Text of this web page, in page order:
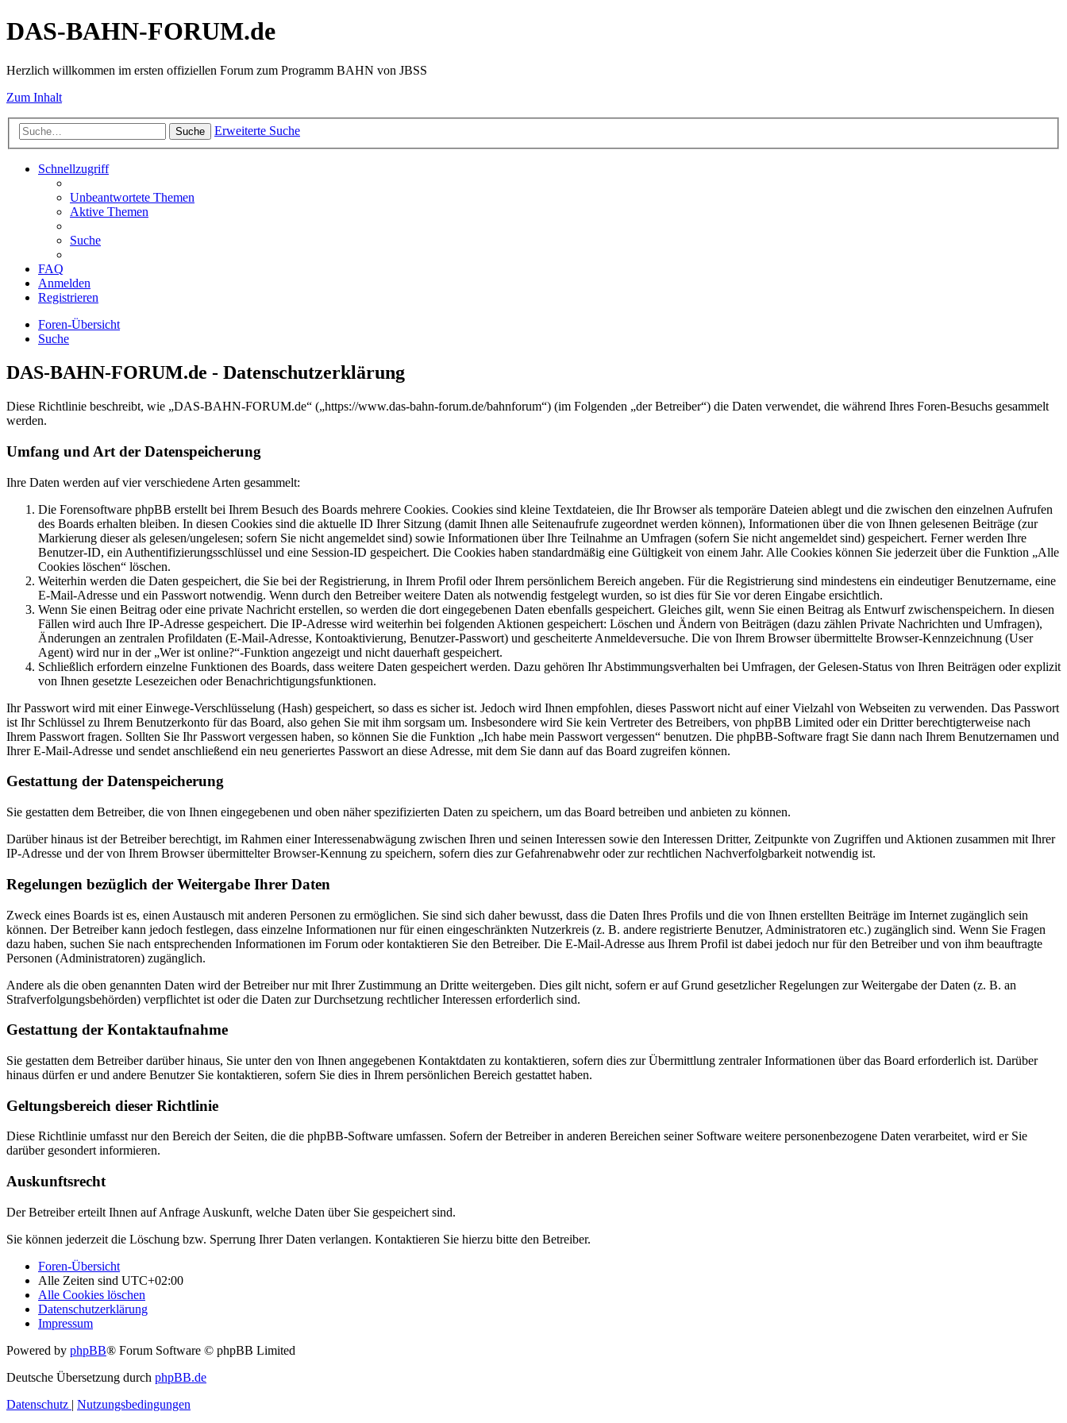
DAS-BAHN-FORUM.de
Herzlich willkommen im ersten offiziellen Forum zum Programm BAHN von JBSS
Zum Inhalt
Suche Erweiterte Suche
Schnellzugriff
Unbeantwortete Themen
Aktive Themen
Suche
FAQ
Anmelden
Registrieren
Foren-Übersicht
Suche
DAS-BAHN-FORUM.de - Datenschutzerklärung
Diese Richtlinie beschreibt, wie „DAS-BAHN-FORUM.de“ („https://www.das-bahn-forum.de/bahnforum“) (im Folgenden „der Betreiber“) die Daten verwendet, die während Ihres Foren-Besuchs gesammelt
werden.
Umfang und Art der Datenspeicherung
Ihre Daten werden auf vier verschiedene Arten gesammelt:
Die Forensoftware phpBB erstellt bei Ihrem Besuch des Boards mehrere Cookies. Cookies sind kleine Textdateien, die Ihr Browser als temporäre Dateien ablegt und die zwischen den einzelnen Aufrufen
des Boards erhalten bleiben. In diesen Cookies sind die aktuelle ID Ihrer Sitzung (damit Ihnen alle Seitenaufrufe zugeordnet werden können), Informationen über die von Ihnen gelesenen Beiträge (zur
Markierung dieser als gelesen/ungelesen; sofern Sie nicht angemeldet sind) sowie Informationen über Ihre Teilnahme an Umfragen (sofern Sie nicht angemeldet sind) gespeichert. Ferner werden Ihre
Benutzer-ID, ein Authentifizierungsschlüssel und eine Session-ID gespeichert. Die Cookies haben standardmäßig eine Gültigkeit von einem Jahr. Alle Cookies können Sie jederzeit über die Funktion „Alle
Cookies löschen“ löschen.
Weiterhin werden die Daten gespeichert, die Sie bei der Registrierung, in Ihrem Profil oder Ihrem persönlichem Bereich angeben. Für die Registrierung sind mindestens ein eindeutiger Benutzername, eine
E-Mail-Adresse und ein Passwort notwendig. Wenn durch den Betreiber weitere Daten als notwendig festgelegt wurden, so ist dies für Sie vor deren Eingabe ersichtlich.
Wenn Sie einen Beitrag oder eine private Nachricht erstellen, so werden die dort eingegebenen Daten ebenfalls gespeichert. Gleiches gilt, wenn Sie einen Beitrag als Entwurf zwischenspeichern. In diesen
Fällen wird auch Ihre IP-Adresse gespeichert. Die IP-Adresse wird weiterhin bei folgenden Aktionen gespeichert: Löschen und Ändern von Beiträgen (dazu zählen Private Nachrichten und Umfragen),
Änderungen an zentralen Profildaten (E-Mail-Adresse, Kontoaktivierung, Benutzer-Passwort) und gescheiterte Anmeldeversuche. Die von Ihrem Browser übermittelte Browser-Kennzeichnung (User
Agent) wird nur in der „Wer ist online?“-Funktion angezeigt und nicht dauerhaft gespeichert.
Schließlich erfordern einzelne Funktionen des Boards, dass weitere Daten gespeichert werden. Dazu gehören Ihr Abstimmungsverhalten bei Umfragen, der Gelesen-Status von Ihren Beiträgen oder explizit
von Ihnen gesetzte Lesezeichen oder Benachrichtigungsfunktionen.
Ihr Passwort wird mit einer Einwege-Verschlüsselung (Hash) gespeichert, so dass es sicher ist. Jedoch wird Ihnen empfohlen, dieses Passwort nicht auf einer Vielzahl von Webseiten zu verwenden. Das Passwort
ist Ihr Schlüssel zu Ihrem Benutzerkonto für das Board, also gehen Sie mit ihm sorgsam um. Insbesondere wird Sie kein Vertreter des Betreibers, von phpBB Limited oder ein Dritter berechtigterweise nach
Ihrem Passwort fragen. Sollten Sie Ihr Passwort vergessen haben, so können Sie die Funktion „Ich habe mein Passwort vergessen“ benutzen. Die phpBB-Software fragt Sie dann nach Ihrem Benutzernamen und
Ihrer E-Mail-Adresse und sendet anschließend ein neu generiertes Passwort an diese Adresse, mit dem Sie dann auf das Board zugreifen können.
Gestattung der Datenspeicherung
Sie gestatten dem Betreiber, die von Ihnen eingegebenen und oben näher spezifizierten Daten zu speichern, um das Board betreiben und anbieten zu können.
Darüber hinaus ist der Betreiber berechtigt, im Rahmen einer Interessenabwägung zwischen Ihren und seinen Interessen sowie den Interessen Dritter, Zeitpunkte von Zugriffen und Aktionen zusammen mit Ihrer
IP-Adresse und der von Ihrem Browser übermittelter Browser-Kennung zu speichern, sofern dies zur Gefahrenabwehr oder zur rechtlichen Nachverfolgbarkeit notwendig ist.
Regelungen bezüglich der Weitergabe Ihrer Daten
Zweck eines Boards ist es, einen Austausch mit anderen Personen zu ermöglichen. Sie sind sich daher bewusst, dass die Daten Ihres Profils und die von Ihnen erstellten Beiträge im Internet zugänglich sein
können. Der Betreiber kann jedoch festlegen, dass einzelne Informationen nur für einen eingeschränkten Nutzerkreis (z. B. andere registrierte Benutzer, Administratoren etc.) zugänglich sind. Wenn Sie Fragen
dazu haben, suchen Sie nach entsprechenden Informationen im Forum oder kontaktieren Sie den Betreiber. Die E-Mail-Adresse aus Ihrem Profil ist dabei jedoch nur für den Betreiber und von ihm beauftragte
Personen (Administratoren) zugänglich.
Andere als die oben genannten Daten wird der Betreiber nur mit Ihrer Zustimmung an Dritte weitergeben. Dies gilt nicht, sofern er auf Grund gesetzlicher Regelungen zur Weitergabe der Daten (z. B. an
Strafverfolgungsbehörden) verpflichtet ist oder die Daten zur Durchsetzung rechtlicher Interessen erforderlich sind.
Gestattung der Kontaktaufnahme
Sie gestatten dem Betreiber darüber hinaus, Sie unter den von Ihnen angegebenen Kontaktdaten zu kontaktieren, sofern dies zur Übermittlung zentraler Informationen über das Board erforderlich ist. Darüber
hinaus dürfen er und andere Benutzer Sie kontaktieren, sofern Sie dies in Ihrem persönlichen Bereich gestattet haben.
Geltungsbereich dieser Richtlinie
Diese Richtlinie umfasst nur den Bereich der Seiten, die die phpBB-Software umfassen. Sofern der Betreiber in anderen Bereichen seiner Software weitere personenbezogene Daten verarbeitet, wird er Sie
darüber gesondert informieren.
Auskunftsrecht
Der Betreiber erteilt Ihnen auf Anfrage Auskunft, welche Daten über Sie gespeichert sind.
Sie können jederzeit die Löschung bzw. Sperrung Ihrer Daten verlangen. Kontaktieren Sie hierzu bitte den Betreiber.
Foren-Übersicht
Alle Zeiten sind UTC+02:00
Alle Cookies löschen
Datenschutzerklärung
Impressum
Powered by phpBB® Forum Software © phpBB Limited
Deutsche Übersetzung durch phpBB.de
Datenschutz | Nutzungsbedingungen